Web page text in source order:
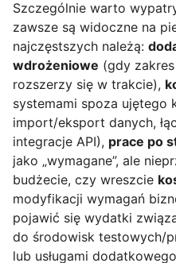
Szczególnie warto
zawsze są widoczne na
najczęstszych należą:
wdrożeniowe (gdy
rozszerzy się w trakcie),
systemami spoza ujętego
import/eksport danych,
integracje API), prace po
jako „wymagane”, ale
budżecie, czy wreszcie
modyfikacji wymagań
pojawić się wydatki
do środowisk testowych/
lub usługami